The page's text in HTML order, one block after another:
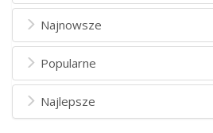
Najnowsze
Popularne
Najlepsze